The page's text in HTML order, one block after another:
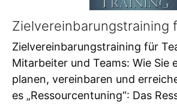
Zielvereinbarungstraining
Zielvereinbarungstraining für
Mitarbeiter und Teams: Wie Sie
planen, vereinbaren und
es „Ressourcentuning“: Das